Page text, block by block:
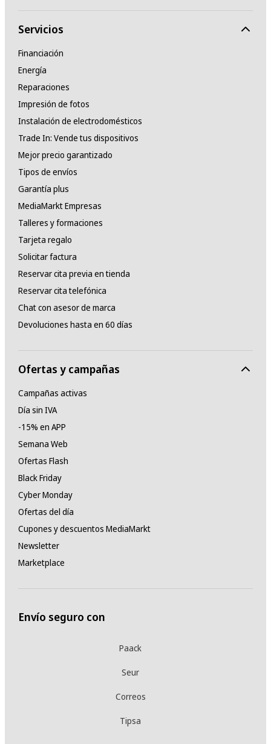
Servicios
Financiación
Energía
Reparaciones
Impresión de fotos
Instalación de electrodomésticos
Trade In: Vende tus dispositivos
Mejor precio garantizado
Tipos de envíos
Garantía plus
MediaMarkt Empresas
Talleres y formaciones
Tarjeta regalo
Solicitar factura
Reservar cita previa en tienda
Reservar cita telefónica
Chat con asesor de marca
Devoluciones hasta en 60 días
Ofertas y campañas
Campañas activas
Día sin IVA
-15% en APP
Semana Web
Ofertas Flash
Black Friday
Cyber Monday
Ofertas del día
Cupones y descuentos MediaMarkt
Newsletter
Marketplace
Envío seguro con
Paack
Seur
Correos
Tipsa